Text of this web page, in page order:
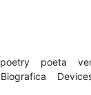
poetry poeta
Biografica